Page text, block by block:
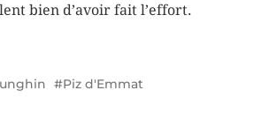
bien d’avoir fait l’effort.
Piz d'Emmat